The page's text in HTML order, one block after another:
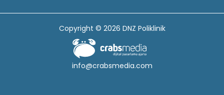
Copyright © 2026 DNZ Poliklinik
info@crabsmedia.com